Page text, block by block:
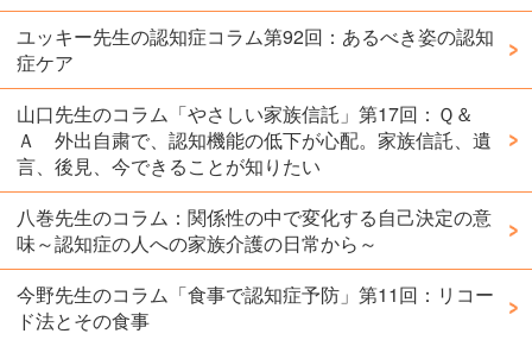
ユッキー先生の認知症コラム第92回：あるべき姿の認知
症ケア
山口先生のコラム「やさしい家族信託」第17回：Ｑ＆
Ａ 外出自粛で、認知機能の低下が心配。家族信託、遺
言、後見、今できることが知りたい
八巻先生のコラム：関係性の中で変化する自己決定の意
味～認知症の人への家族介護の日常から～
今野先生のコラム「食事で認知症予防」第11回：リコー
ド法とその食事